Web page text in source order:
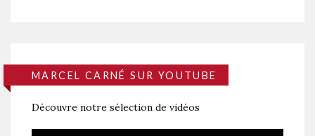
MARCEL CARNÉ SUR YOUTUBE
Découvre notre sélection de vidéos